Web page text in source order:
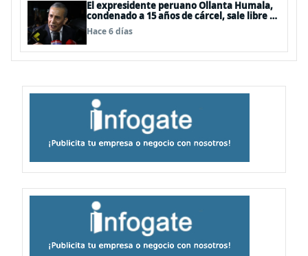
El expresidente peruano Ollanta Humala,
condenado a 15 años de cárcel, sale libre al
anularse su caso
Hace 6 días